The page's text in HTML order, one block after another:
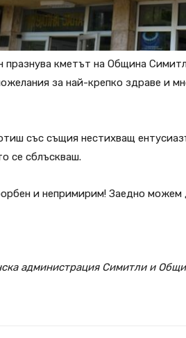
празнува кметът на Община
за най-крепко здраве и
със същия нестихващ
се сблъскваш.
и непримирим! Заедно можем
администрация Симитли и